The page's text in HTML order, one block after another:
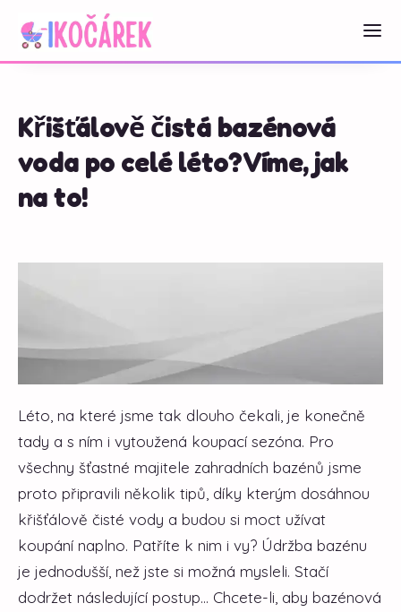
Křišťálově čistá bazénová
voda po celé léto? Víme, jak
na to!
Léto, na které jsme tak dlouho čekali, je konečně
tady a s ním i vytoužená koupací sezóna. Pro
všechny šťastné majitele zahradních bazénů jsme
proto připravili několik tipů, díky kterým dosáhnou
křišťálově čisté vody a budou si moct užívat
koupání naplno. Patříte k nim i vy? Údržba bazénu
je jednodušší, než jste si možná mysleli. Stačí
dodržet následující postup... Chcete-li, aby bazénová